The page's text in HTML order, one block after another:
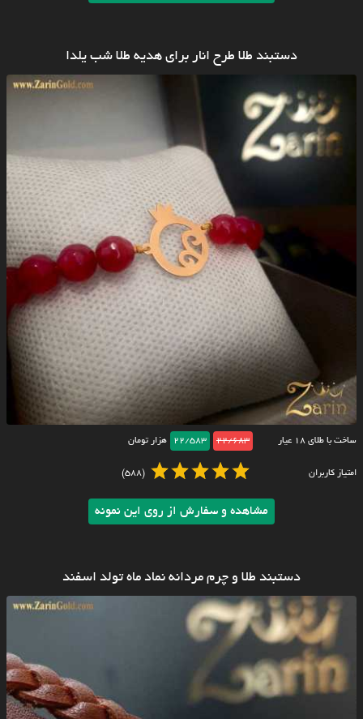
دستبند طلا طرح انار برای هدیه طلا شب یلدا
ساخت با طلای ۱۸ عیار 22/683
22/583 هزار تومان
امتیاز کاربران (588)
مشاهده و سفارش از روی این نمونه
دستبند طلا و چرم مردانه نماد ماه تولد اسفند